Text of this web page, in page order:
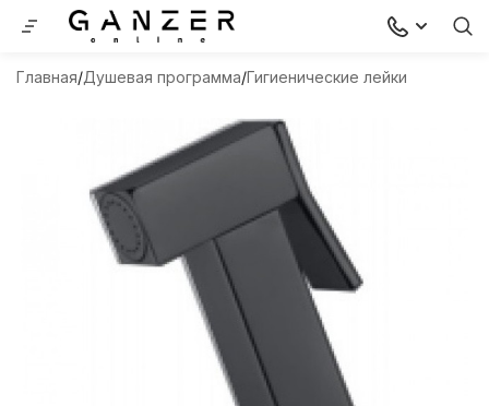
Главная Душевая программа Гигиенические лейки